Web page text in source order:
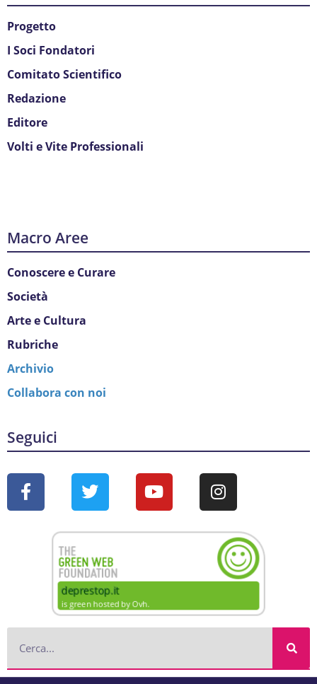
Progetto
I Soci Fondatori
Comitato Scientifico
Redazione
Editore
Volti e Vite Professionali
Macro Aree
Conoscere e Curare
Società
Arte e Cultura
Rubriche
Archivio
Collabora con noi
Seguici